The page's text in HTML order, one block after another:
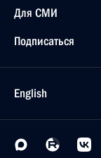
Для СМИ
Подписаться
English